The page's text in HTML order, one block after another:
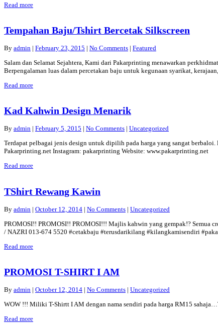
Read more
Tempahan Baju/Tshirt Bercetak Silkscreen
By admin | February 23, 2015 | No Comments | Featured
Salam dan Selamat Sejahtera, Kami dari Pakarprinting menawarkan
Berpengalaman luas dalam percetakan baju untuk kegunaan syarikat,
Read more
Kad Kahwin Design Menarik
By admin | February 5, 2015 | No Comments | Uncategorized
Terdapat pelbagai jenis design untuk dipilih pada harga yang sangat
Pakarprinting.net Instagram: pakarprinting Website: www.pakarprinting.net
Read more
TShirt Rewang Kawin
By admin | October 12, 2014 | No Comments | Uncategorized
PROMOSI!! PROMOSI!! PROMOSI!!! Majlis kahwin yang gempak!? Semua
/ NAZRI 013-674 5520 #cetakbaju #terusdarikilang #kilangkamisendiri
Read more
PROMOSI T-SHIRT I AM
By admin | October 12, 2014 | No Comments | Uncategorized
WOW !!! Miliki T-Shirtt I AM dengan nama sendiri pada harga RM15
Read more